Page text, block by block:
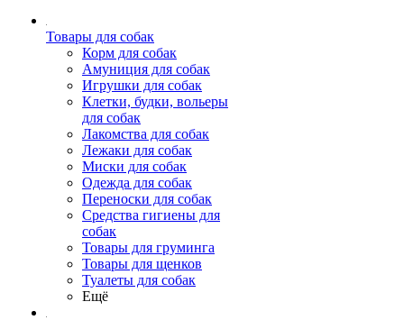
Товары для собак
Корм для собак
Амуниция для собак
Игрушки для собак
Клетки, будки, вольеры
для собак
Лакомства для собак
Лежаки для собак
Миски для собак
Одежда для собак
Переноски для собак
Средства гигиены для
собак
Товары для груминга
Товары для щенков
Туалеты для собак
Ещё